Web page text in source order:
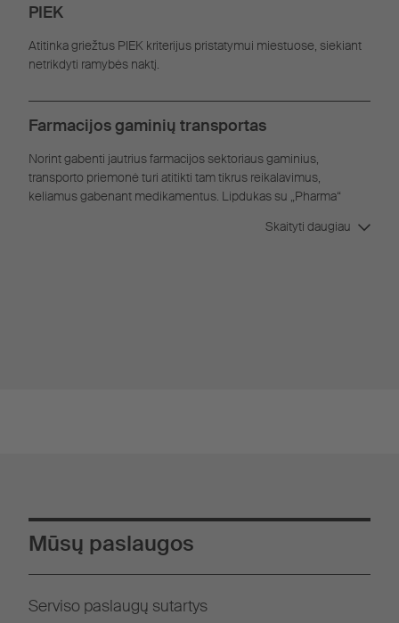
PIEK
Atitinka griežtus PIEK kriterijus pristatymui miestuose, siekiant
netrikdyti ramybės naktį.
Farmacijos gaminių transportas
Norint gabenti jautrius farmacijos sektoriaus gaminius,
transporto priemonė turi atitikti tam tikrus reikalavimus,
keliamus gabenant medikamentus. Lipdukas su „Pharma“
Skaityti daugiau
Mūsų paslaugos
Serviso paslaugų sutartys